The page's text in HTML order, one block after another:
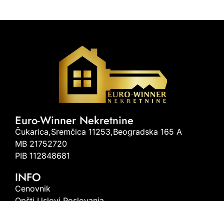
Euro-Winner Nekretnine
Čukarica,Sremčica 11253,Beogradska 165 A
MB 21752720
PIB 112848681
INFO
Cenovnik